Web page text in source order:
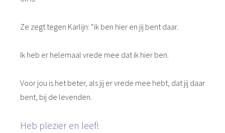
Ze zegt tegen Karlijn: “ik ben hier en jij bent daar.
Ik heb er helemaal vrede mee dat ik hier ben.
Voor jou is het beter, als jij er vrede mee hebt, dat jij daar
bent, bij de levenden.
Heb plezier en leef!